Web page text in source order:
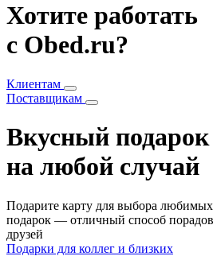
Хотите работать
с Obed.ru?
Клиентам
Поставщикам
Вкусный подарок
на любой случай
Подарите карту для выбора
подарок — отличный способ
друзей
Подарки для коллег и близких